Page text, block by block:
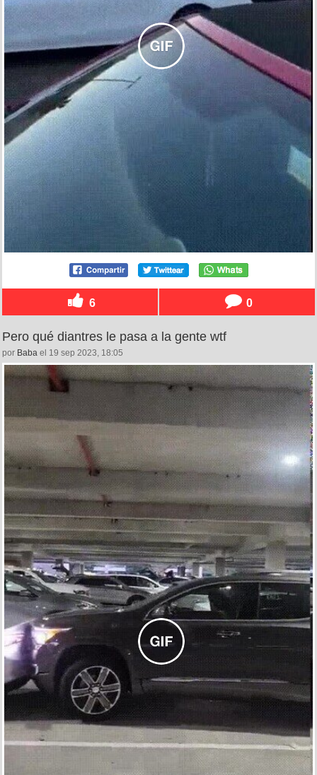
6 0
Pero qué diantres le pasa a la gente wtf
por Baba el 19 sep 2023, 18:05